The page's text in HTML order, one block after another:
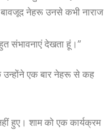
नेहरू उनसे कभी नाराज
संभावनाएं देखता हूं।”
एक बार नेहरू से कह
हुए। शाम को एक कार्यक्रम